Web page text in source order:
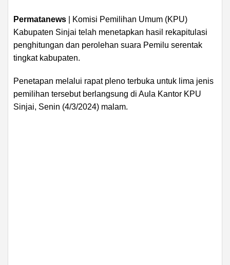
Permatanews | Komisi Pemilihan Umum (KPU)
Kabupaten Sinjai telah menetapkan hasil rekapitulasi
penghitungan dan perolehan suara Pemilu serentak
tingkat kabupaten.
Penetapan melalui rapat pleno terbuka untuk lima jenis
pemilihan tersebut berlangsung di Aula Kantor KPU
Sinjai, Senin (4/3/2024) malam.